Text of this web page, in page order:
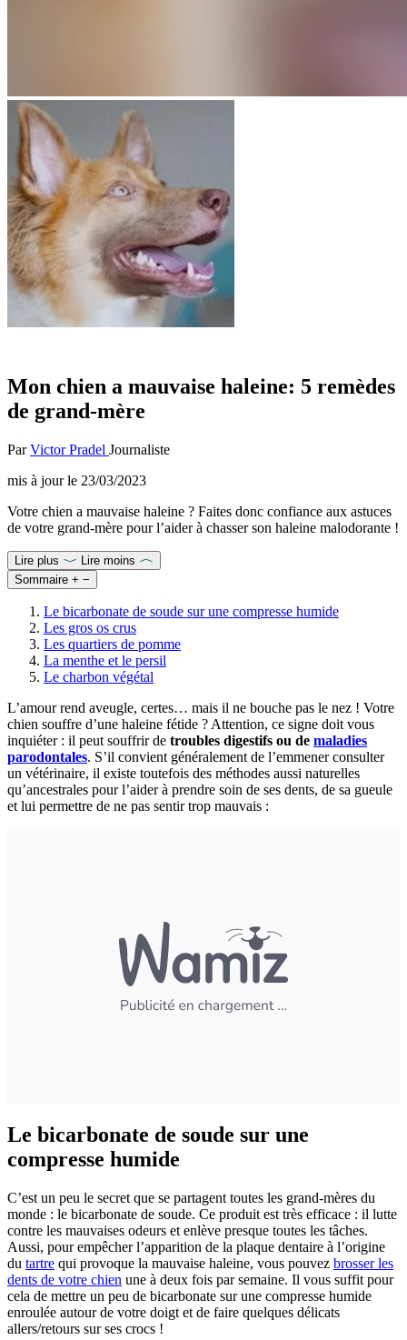
Mon chien a mauvaise haleine: 5 remèdes
de grand-mère
ParVictor Pradel Journaliste
mis à jour le 23/03/2023
Votre chien a mauvaise haleine ? Faites donc confiance aux astuces
de votre grand-mère pour l’aider à chasser son haleine malodorante !
Lire plus
Lire moins
Sommaire + −
Le bicarbonate de soude sur une compresse humide
Les gros os crus
Les quartiers de pomme
La menthe et le persil
Le charbon végétal
L’amour rend aveugle, certes… mais il ne bouche pas le nez ! Votre
chien souffre d’une haleine fétide ? Attention, ce signe doit vous
inquiéter : il peut souffrir de troubles digestifs ou de maladies
parodontales. S’il convient généralement de l’emmener consulter
un vétérinaire, il existe toutefois des méthodes aussi naturelles
qu’ancestrales pour l’aider à prendre soin de ses dents, de sa gueule
et lui permettre de ne pas sentir trop mauvais :
Le bicarbonate de soude sur une
compresse humide
C’est un peu le secret que se partagent toutes les grand-mères du
monde : le bicarbonate de soude. Ce produit est très efficace : il lutte
contre les mauvaises odeurs et enlève presque toutes les tâches.
Aussi, pour empêcher l’apparition de la plaque dentaire à l’origine
du tartre qui provoque la mauvaise haleine, vous pouvez brosser les
dents de votre chien une à deux fois par semaine. Il vous suffit pour
cela de mettre un peu de bicarbonate sur une compresse humide
enroulée autour de votre doigt et de faire quelques délicats
allers/retours sur ses crocs !